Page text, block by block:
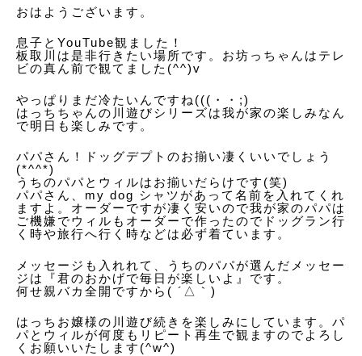
ョ
ン
おはようございます。
息子とYouTube観ました！
板取川は是非行きたい場所です。お坊っちゃんはテレ
ビの真ん前で観てました(^^)v
やっぱりまだ冷たいんですね(((・・;)
はっちちゃんの川遊びシリーズは我が家の楽しみなん
で明日も楽しみです。
パパさん！ドッグデプトのお揃い凄くいいでしょう
(*^^*)
うちのパパとウィルはお揃いだらけです(笑)
パパさん、my dog シャツがあって名前を入れてくれ
ますよ。オーダーですが凄く安いので我が家のパパは
ご機嫌でウィルもオーダーで作ったのでドッグラン行
く時や旅行へ行く時などは必ず着ています。
メッセージも入れれて、うちのパパが選んだメッセー
ジは『君のおかげで毎日が楽しいよ』です。
何せ親バカ全開ですから( ´△｀)
はっちお嬢様の川遊び続きを楽しみにしています。パ
パとウィルが何度もリピート再生で観ますのでよろし
くお願いいたします(^w^)